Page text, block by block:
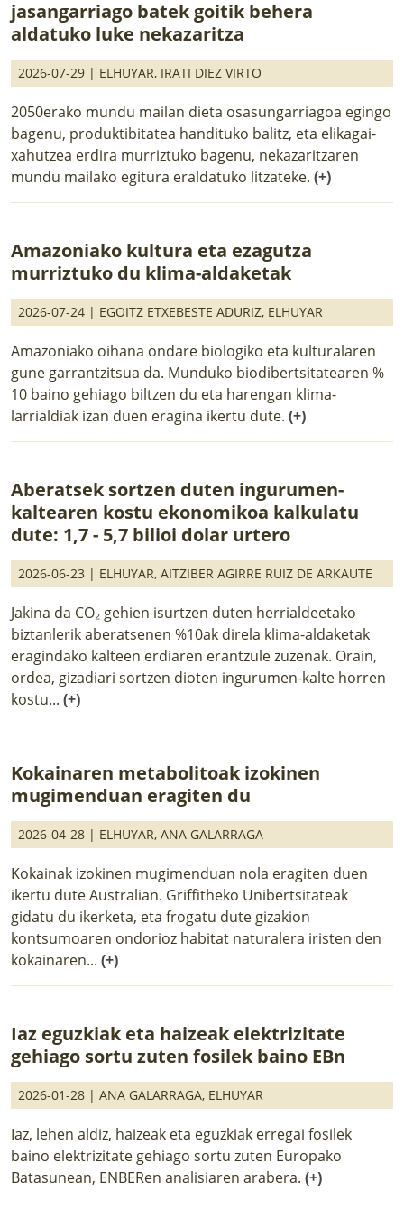
jasangarriago batek goitik behera
aldatuko luke nekazaritza
2026-07-29 | ELHUYAR, IRATI DIEZ VIRTO
2050erako mundu mailan dieta osasungarriagoa egingo
bagenu, produktibitatea handituko balitz, eta elikagai-
xahutzea erdira murriztuko bagenu, nekazaritzaren
mundu mailako egitura eraldatuko litzateke. (+)
Amazoniako kultura eta ezagutza
murriztuko du klima-aldaketak
2026-07-24 | EGOITZ ETXEBESTE ADURIZ, ELHUYAR
Amazoniako oihana ondare biologiko eta kulturalaren
gune garrantzitsua da. Munduko biodibertsitatearen %
10 baino gehiago biltzen du eta harengan klima-
larrialdiak izan duen eragina ikertu dute. (+)
Aberatsek sortzen duten ingurumen-
kaltearen kostu ekonomikoa kalkulatu
dute: 1,7 - 5,7 bilioi dolar urtero
2026-06-23 | ELHUYAR, AITZIBER AGIRRE RUIZ DE ARKAUTE
Jakina da CO₂ gehien isurtzen duten herrialdeetako
biztanlerik aberatsenen %10ak direla klima-aldaketak
eragindako kalteen erdiaren erantzule zuzenak. Orain,
ordea, gizadiari sortzen dioten ingurumen-kalte horren
kostu... (+)
Kokainaren metabolitoak izokinen
mugimenduan eragiten du
2026-04-28 | ELHUYAR, ANA GALARRAGA
Kokainak izokinen mugimenduan nola eragiten duen
ikertu dute Australian. Griffitheko Unibertsitateak
gidatu du ikerketa, eta frogatu dute gizakion
kontsumoaren ondorioz habitat naturalera iristen den
kokainaren... (+)
Iaz eguzkiak eta haizeak elektrizitate
gehiago sortu zuten fosilek baino EBn
2026-01-28 | ANA GALARRAGA, ELHUYAR
Iaz, lehen aldiz, haizeak eta eguzkiak erregai fosilek
baino elektrizitate gehiago sortu zuten Europako
Batasunean, ENBERen analisiaren arabera. (+)